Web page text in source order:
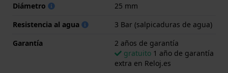
Diámetro
25 mm
Resistencia al agua
3 Bar (salpicaduras de agua)
Garantía
2 años de garantía
gratuito 1 año de garantía
extra en Reloj.es